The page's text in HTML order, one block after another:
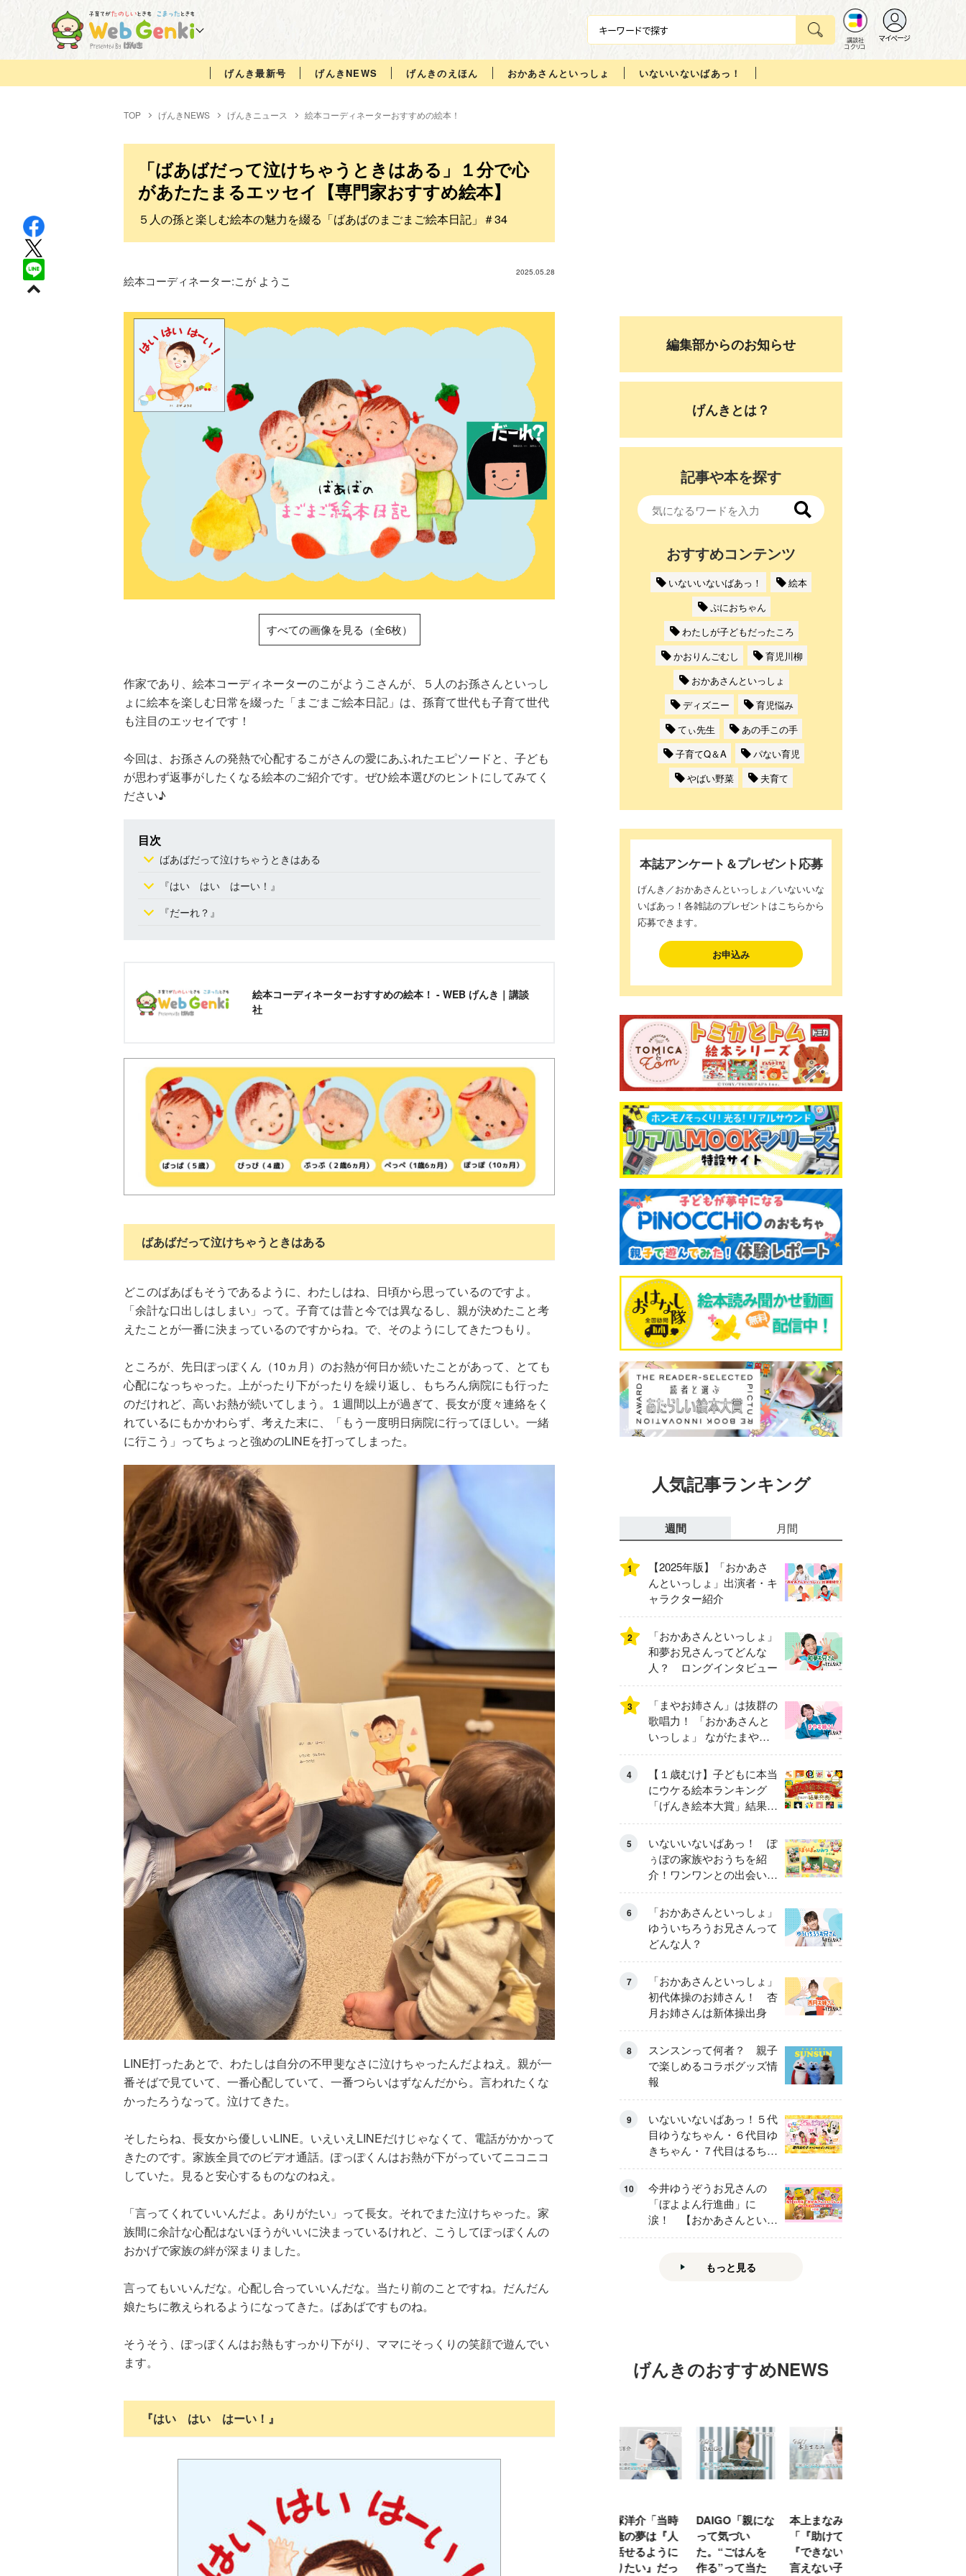
講談社
コクリコ
マイページ
げんき最新号 げんきNEWS げんきのえほん おかあさんといっしょ いないいないばあっ！
TOP げんきNEWS げんきニュース 絵本コーディネーターおすすめの絵本！
「ばあばだって泣けちゃうときはある」１分で心
があたたまるエッセイ【専門家おすすめ絵本】
５人の孫と楽しむ絵本の魅力を綴る「ばあばのまごまご絵本日記」＃34
2025.05.28
絵本コーディネーター:こが ようこ
すべての画像を見る（全6枚）
作家であり、絵本コーディネーターのこがようこさんが、５人のお孫さんといっし
ょに絵本を楽しむ日常を綴った「まごまご絵本日記」は、孫育て世代も子育て世代
も注目のエッセイです！
今回は、お孫さんの発熱で心配するこがさんの愛にあふれたエピソードと、子ども
が思わず返事がしたくなる絵本のご紹介です。ぜひ絵本選びのヒントにしてみてく
ださい♪
目次
ばあばだって泣けちゃうときはある
『はい はい はーい！』
『だーれ？』
絵本コーディネーターおすすめの絵本！ - WEB げんき｜講談
社
ばあばだって泣けちゃうときはある
どこのばあばもそうであるように、わたしはね、日頃から思っているのですよ。
「余計な口出しはしまい」って。子育ては昔と今では異なるし、親が決めたこと考
えたことが一番に決まっているのですからね。で、そのようにしてきたつもり。
ところが、先日ぽっぽくん（10ヵ月）のお熱が何日か続いたことがあって、とても
心配になっちゃった。上がったり下がったりを繰り返し、もちろん病院にも行った
のだけれど、高いお熱が続いてしまう。１週間以上が過ぎて、長女が度々連絡をく
れているにもかかわらず、考えた末に、「もう一度明日病院に行ってほしい。一緒
に行こう」ってちょっと強めのLINEを打ってしまった。
LINE打ったあとで、わたしは自分の不甲斐なさに泣けちゃったんだよねえ。親が一
番そばで見ていて、一番心配していて、一番つらいはずなんだから。言われたくな
かったろうなって。泣けてきた。
そしたらね、長女から優しいLINE。いえいえLINEだけじゃなくて、電話がかかって
きたのです。家族全員でのビデオ通話。ぽっぽくんはお熱が下がっていてニコニコ
していた。見ると安心するものなのねえ。
「言ってくれていいんだよ。ありがたい」って長女。それでまた泣けちゃった。家
族間に余計な心配はないほうがいいに決まっているけれど、こうしてぽっぽくんの
おかげで家族の絆が深まりました。
言ってもいいんだな。心配し合っていいんだな。当たり前のことですね。だんだん
娘たちに教えられるようになってきた。ばあばですものね。
そうそう、ぽっぽくんはお熱もすっかり下がり、ママにそっくりの笑顔で遊んでい
ます。
『はい はい はーい！』
編集部からのお知らせ
げんきとは？
記事や本を探す
おすすめコンテンツ
いないいないばあっ！
絵本
ぷにおちゃん
わたしが子どもだったころ
かおりんごむし
育児川柳
おかあさんといっしょ
ディズニー
育児悩み
てぃ先生
あの手この手
子育てQ＆A
パない育児
やばい野菜
夫育て
本誌アンケート＆プレゼント応募
げんき／おかあさんといっしょ／いないいな
いばあっ！各雑誌のプレゼントはこちらから
応募できます。
お申込み
人気記事ランキング
週間 月間
1
【2025年版】「おかあさ
んといっしょ」出演者・キ
ャラクター紹介
2
「おかあさんといっしょ」
和夢お兄さんってどんな
人？ ロングインタビュー
3
「まやお姉さん」は抜群の
歌唱力！ 「おかあさんと
いっしょ」 ながたまやさ
んってどんな人？
4
【１歳むけ】子どもに本当
にウケる絵本ランキング
「げんき絵本大賞」結果発
表
5
いないいないばあっ！ ぽ
ぅぽの家族やおうちを紹
介！ワンワンとの出会いの
瞬間も
6
「おかあさんといっしょ」
ゆういちろうお兄さんって
どんな人？
7
「おかあさんといっしょ」
初代体操のお姉さん！ 杏
月お姉さんは新体操出身
8
スンスンって何者？ 親子
で楽しめるコラボグッズ情
報
9
いないいないばあっ！５代
目ゆうなちゃん・６代目ゆ
きちゃん・７代目はるちゃ
ん スペシャルインタビュ
ー
10
今井ゆうぞうお兄さんの
「ぼよよん行進曲」に
涙！ 【おかあさんといっ
しょ65周年特別番組】
もっと見る
げんきのおすすめNEWS
けど『歌がうま
元体操のお兄さ
ん小林よしひさ
「小３で観たあ
の人の映画が人
TBSアナ井上貴
博「アナウンサ
ーになろうと思
ったことは一度
ひろゆき「『自
分はこれが得意
だ』という“思
い込み”は重
窪塚洋介「当時
の俺の夢は『人
と話せるように
なりたい』だっ
DAIGO「親にな
って気づい
た。“ごはんを
作る”って当た
本上まなみ
「『助けて』
『できない』が
言えない子ども